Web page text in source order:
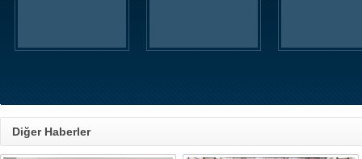
Diğer Haberler